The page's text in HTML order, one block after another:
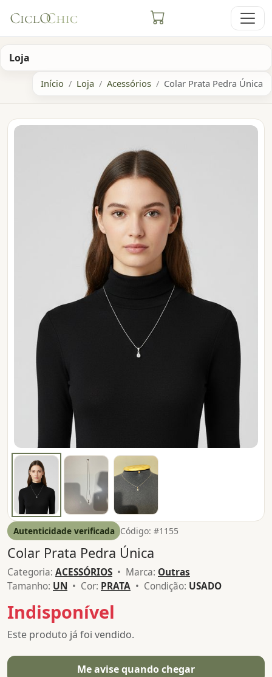
Loja
Início Loja Acessórios Colar Prata Pedra Única
Autenticidade verificada Código: #1155
Colar Prata Pedra Única
Categoria: ACESSÓRIOS • Marca: Outras
Tamanho: UN • Cor: PRATA • Condição: USADO
Indisponível
Este produto já foi vendido.
Me avise quando chegar